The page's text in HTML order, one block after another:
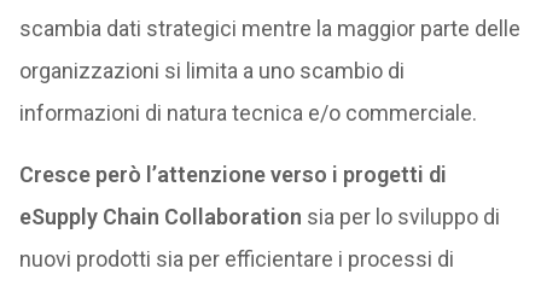
scambia dati strategici mentre la maggior parte delle
organizzazioni si limita a uno scambio di
informazioni di natura tecnica e/o commerciale.
Cresce però l’attenzione verso i progetti di
eSupply Chain Collaboration sia per lo sviluppo di
nuovi prodotti sia per efficientare i processi di